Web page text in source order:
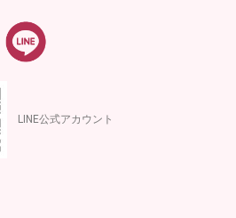
LINE公式アカウント